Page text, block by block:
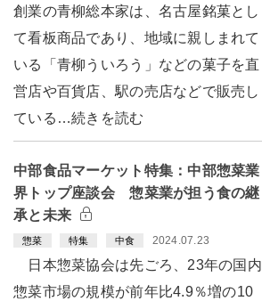
創業の青柳総本家は、名古屋銘菓とし
て看板商品であり、地域に親しまれて
いる「青柳ういろう」などの菓子を直
営店や百貨店、駅の売店などで販売し
ている…続きを読む
中部食品マーケット特集：中部惣菜業
界トップ座談会 惣菜業が担う食の継
承と未来
惣菜 特集 中食 2024.07.23
日本惣菜協会は先ごろ、23年の国内
惣菜市場の規模が前年比4.9％増の10